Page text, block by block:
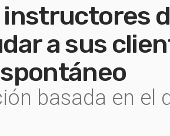
instructores
a sus
basada en el